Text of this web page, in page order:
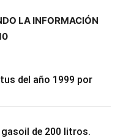
LA INFORMACIÓN
del año 1999 por
de 200 litros.